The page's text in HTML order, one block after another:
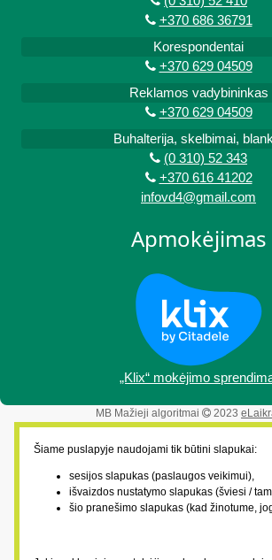
+370 686 36791
Korespondentai
+370 629 04509
Reklamos vadybininkas
+370 629 04509
Buhalterija, skelbimai,
(0 310) 52 343
+370 616 41202
infovd4@gmail.com
Apmokėjimas
„Klix“ mokėjimo
MB Mažieji algoritmai 2023
Šiame puslapyje naudojami tik būtini slapukai:
sesijos slapukas (paslaugos veikimui),
išvaizdos nustatymo slapukas (šviesi /
šio pranešimo slapukas (kad žinotume,